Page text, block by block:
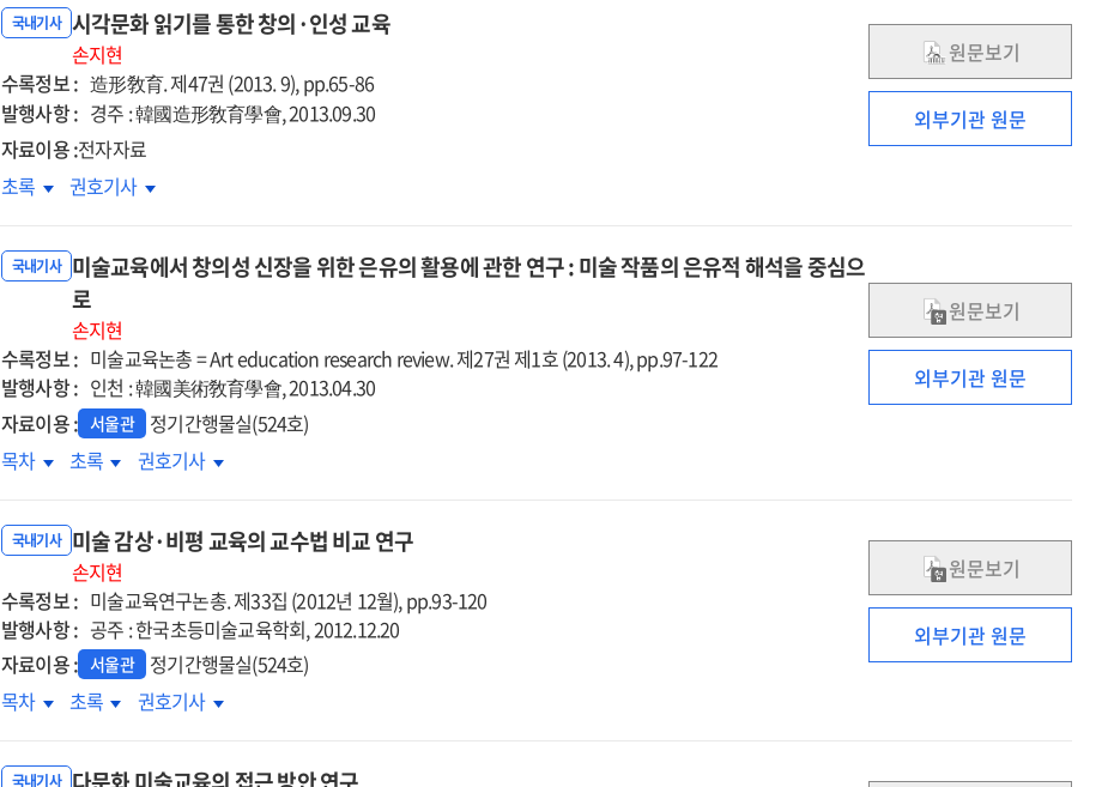
(음악/
교과의
적용방안에
관한
연구
(음악/
미술)
교과의
적용방안에
관한
연구
국내기사 시각문화 읽기를 통한 창의·인성 교육
손지현
수록정보 : 造形敎育. 제47권 (2013. 9), pp.65-86
발행사항 : 경주 : 韓國造形敎育學會, 2013.09.30
자료이용 :전자자료
원문보기
외부기관 원문
시각문화
창의
교육
초록
시각문화
창의
·
인성
교육
권호기사
국내기사 미술교육에서 창의성 신장을 위한 은유의 활용에 관한 연구 : 미술 작품의 은유적 해석을 중심으
로
손지현
수록정보 : 미술교육논총 = Art education research review. 제27권 제1호 (2013. 4), pp.97-122
발행사항 : 인천 : 韓國美術敎育學會, 2013.04.30
자료이용 : 서울관 정기간행물실(524호)
원문보기
외부기관 원문
미술교육에서
위한
활용에
관한
연구
:
미술
은유적
목차
미술교육에서
위한
은유의
활용에
관한
연구
:
미술
은유적
초록
미술교육에서
위한
활용에
관한
연구
:
미술
은유적
권호기사
국내기사 미술 감상·비평 교육의 교수법 비교 연구
손지현
수록정보 : 미술교육연구논총. 제33집 (2012년 12월), pp.93-120
발행사항 : 공주 : 한국초등미술교육학회, 2012.12.20
자료이용 : 서울관 정기간행물실(524호)
원문보기
외부기관 원문
미술
목차
미술
초록
미술
권호기사
국내기사